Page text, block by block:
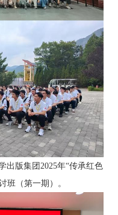
出版集团2025年“传承红色
班（第一期） 。